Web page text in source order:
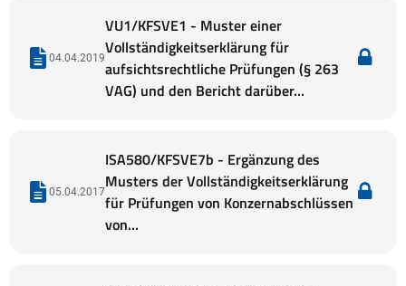
04.04.2019
VU1/KFSVE1 - Muster einer
Vollständigkeitserklärung für
aufsichtsrechtliche Prüfungen (§ 263
VAG) und den Bericht darüber…
05.04.2017
ISA580/KFSVE7b - Ergänzung des
Musters der Vollständigkeitserklärung
für Prüfungen von Konzernabschlüssen
von…